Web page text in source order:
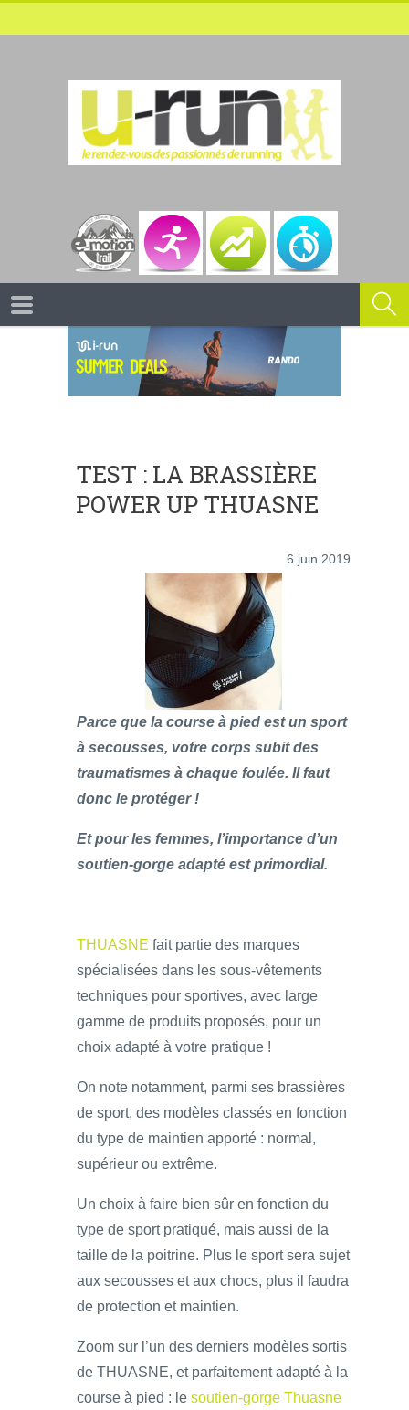
TEST : LA BRASSIÈRE
POWER UP THUASNE
6 juin 2019
Parce que la course à pied est un sport
à secousses, votre corps subit des
traumatismes à chaque foulée. Il faut
donc le protéger !
Et pour les femmes, l’importance d’un
soutien-gorge adapté est primordial.
THUASNE fait partie des marques
spécialisées dans les sous-vêtements
techniques pour sportives, avec large
gamme de produits proposés, pour un
choix adapté à votre pratique !
On note notamment, parmi ses brassières
de sport, des modèles classés en fonction
du type de maintien apporté : normal,
supérieur ou extrême.
Un choix à faire bien sûr en fonction du
type de sport pratiqué, mais aussi de la
taille de la poitrine. Plus le sport sera sujet
aux secousses et aux chocs, plus il faudra
de protection et maintien.
Zoom sur l’un des derniers modèles sortis
de THUASNE, et parfaitement adapté à la
course à pied : le soutien-gorge Thuasne